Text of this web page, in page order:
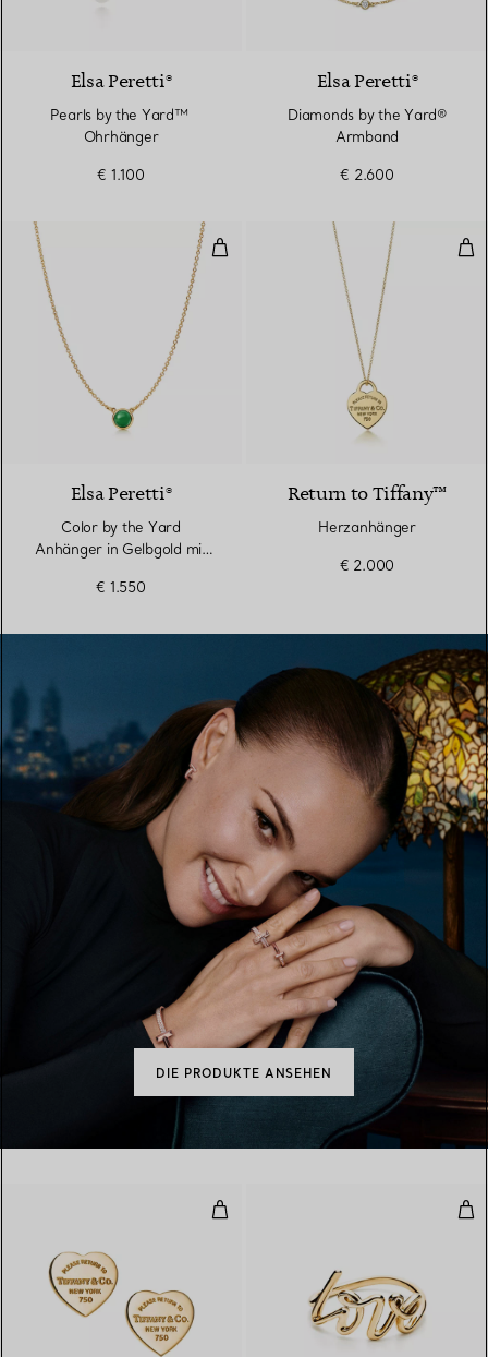
Elsa Peretti®
Pearls by the Yard™ ​​
Ohrhänger
€ 1.100
Elsa Peretti®
Diamonds by the Yard®
Armband
€ 2.600
Color by the Yard Anhänger in
Elsa Peretti®
Color by the Yard
Anhänger in Gelbgold mit
€ 1.550
Return to Tiffany™
Herzanhänger
€ 2.000
DIE PRODUKTE ANSEHEN
Herz-Ohrstecker in Gelbgold,